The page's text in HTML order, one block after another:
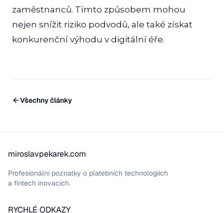
zaměstnanců. Tímto způsobem mohou
nejen snížit riziko podvodů, ale také získat
konkurenční výhodu v digitální éře.
Všechny články
miroslavpekarek.com
Profesionální poznatky o platebních technologiích
a fintech inovacích.
RYCHLÉ ODKAZY